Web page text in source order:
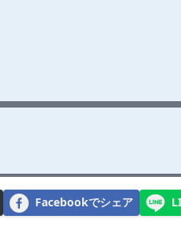
Facebookでシェア